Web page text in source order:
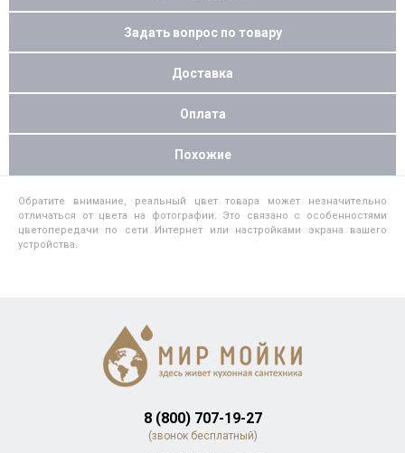
Задать вопрос по товару
Доставка
Оплата
Похожие
Обратите внимание, реальный цвет товара может незначительно
отличаться от цвета на фотографии. Это связано с особенностями
цветопередачи по сети Интернет или настройками экрана вашего
устройства.
8 (800) 707-19-27
(звонок бесплатный)